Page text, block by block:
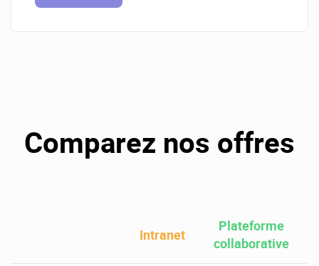
Comparez nos offres
Intranet
Plateforme
collaborative